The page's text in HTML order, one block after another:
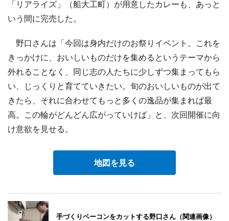
「リアライズ」（船大工町）が用意したカレーも、あっと
いう間に完売した。
野口さんは「今回は身内だけのお祭りイベント。これを
きっかけに、おいしいものだけを集めるというテーマから
外れることなく、同じ志の人たちに少しずつ集まってもら
い、じっくりと育てていきたい。旬のおいしいものが出て
きたら、それに合わせてもっと多くの逸品が集まれば最
高。この輪がどんどん広がっていけば」と、次回開催に向
け意欲を見せる。
地図を見る
手づくりベーコンをカットする野口さん（関連画像）